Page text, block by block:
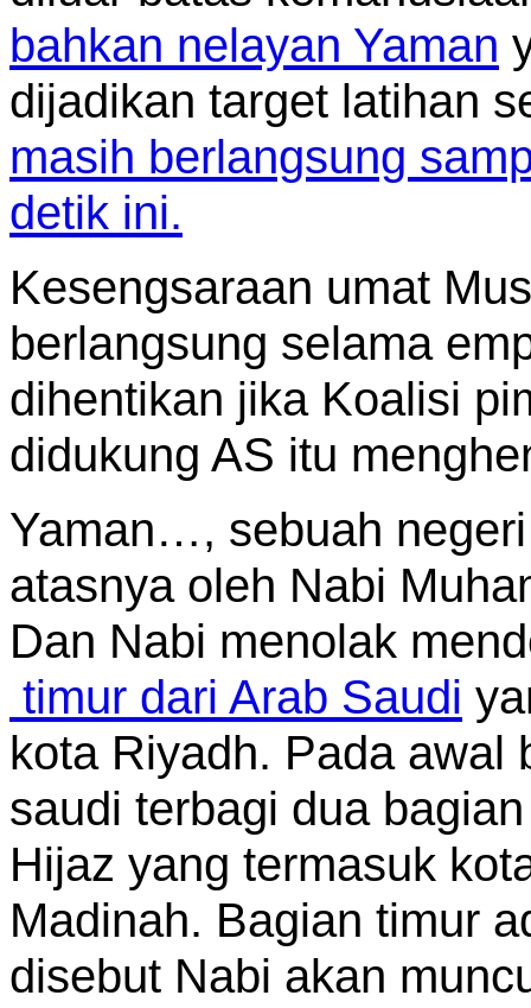
bahkan nelayan Yaman
dijadikan target latihan
masih berlangsung
detik ini.
Kesengsaraan umat
berlangsung selama
dihentikan jika Koalisi
didukung AS itu
Yaman…, sebuah
atasnya oleh Nabi
Dan Nabi menolak
timur dari Arab Saudi
kota Riyadh. Pada
saudi terbagi dua
Hijaz yang termasuk
Madinah. Bagian timur
disebut Nabi akan